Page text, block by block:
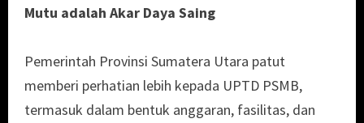
Mutu adalah Akar Daya Saing
Pemerintah Provinsi Sumatera Utara patut
memberi perhatian lebih kepada UPTD PSMB,
termasuk dalam bentuk anggaran, fasilitas, dan